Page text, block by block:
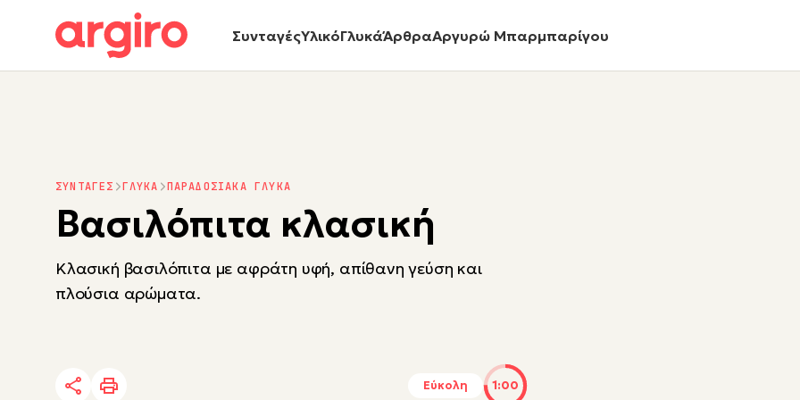
ΣυνταγέςΥλικόΓλυκάΆρθραΑργυρώ Μπαρμπαρίγου
ΣΥΝΤΑΓΕΣ ΓΛΥΚΑ ΠΑΡΑΔΟΣΙΑΚΑ ΓΛΥΚΑ
Βασιλόπιτα κλασική
Κλασική βασιλόπιτα με αφράτη υφή, απίθανη γεύση και
πλούσια αρώματα.
Εύκολη 1:00